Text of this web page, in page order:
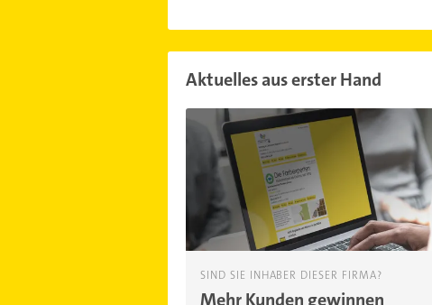
Aktuelles aus erster Hand
SIND SIE INHABER DIESER FIRMA?
Mehr Kunden gewinnen